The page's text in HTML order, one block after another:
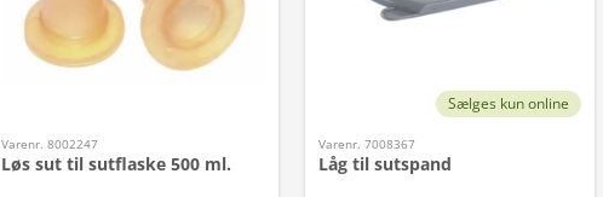
Varenr. 8002247
Løs sut til sutflaske 500 ml.
Sælges kun online
Varenr. 7008367
Låg til sutspand